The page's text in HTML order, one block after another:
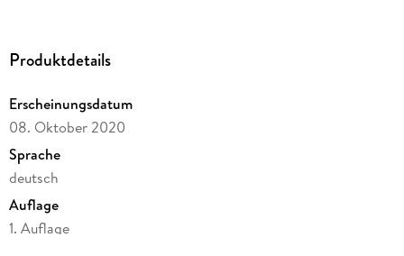
Gahan-Gedächtnisfrisuren, Gruftis in der Bravo und von
Kickerduellen mit Martin L. Gore. He just can't get enough!
Produktdetails
Erscheinungsdatum
08. Oktober 2020
Sprache
deutsch
Auflage
1. Auflage